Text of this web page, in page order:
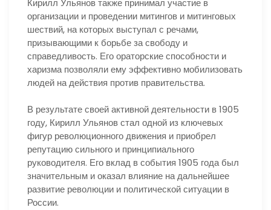
Кирилл Ульянов также принимал участие в
организации и проведении митингов и митинговых
шествий, на которых выступал с речами,
призывающими к борьбе за свободу и
справедливость. Его ораторские способности и
харизма позволяли ему эффективно мобилизовать
людей на действия против правительства.
В результате своей активной деятельности в 1905
году, Кирилл Ульянов стал одной из ключевых
фигур революционного движения и приобрел
репутацию сильного и принципиального
руководителя. Его вклад в события 1905 года был
значительным и оказал влияние на дальнейшее
развитие революции и политической ситуации в
России.